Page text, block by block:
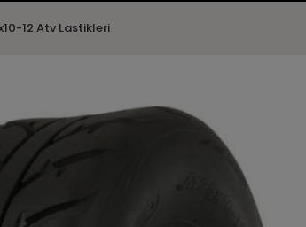
12 Atv Lastikleri